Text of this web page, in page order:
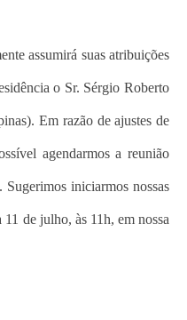
assumirá suas atribuições
o Sr. Sérgio Roberto
Em razão de ajustes de
agendarmos a reunião
Sugerimos iniciarmos nossas
de julho, às 11h, em nossa